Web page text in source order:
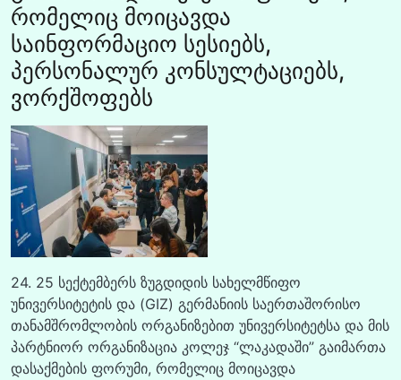
რომელიც მოიცავდა
საინფორმაციო სესიებს,
პერსონალურ კონსულტაციებს,
ვორქშოფებს
24. 25 სექტემბერს ზუგდიდის სახელმწიფო
უნივერსიტეტის და (GIZ) გერმანიის საერთაშორისო
თანამშრომლობის ორგანიზებით უნივერსიტეტსა და მის
პარტნიორ ორგანიზაცია კოლეჯ “ლაკადაში” გაიმართა
დასაქმების ფორუმი, რომელიც მოიცავდა